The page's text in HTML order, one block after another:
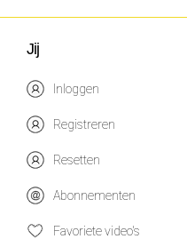
Jij
Inloggen
Registreren
Resetten
Abonnementen
Favoriete video's